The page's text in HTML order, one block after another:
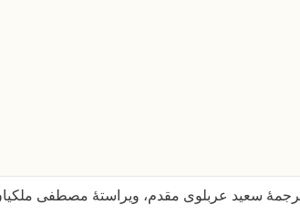
ترجمۀ سعید عربلوی مقدم، ویراستۀ مصطفی